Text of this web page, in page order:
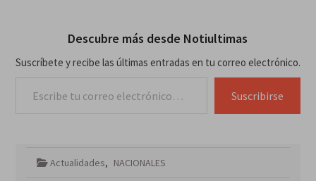
Descubre más desde Notiultimas
Suscríbete y recibe las últimas entradas en tu correo electrónico.
Suscribirse
Actualidades, NACIONALES